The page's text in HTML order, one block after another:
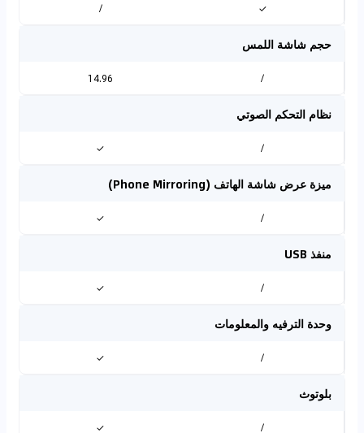
✓
/
حجم شاشة اللمس
/
14.96
نظام التحكم الصوتي
/
✓
ميزة عرض شاشة الهاتف (Phone Mirroring)
/
✓
منفذ USB
/
✓
وحدة الترفيه والمعلومات
/
✓
بلوتوث
/
✓